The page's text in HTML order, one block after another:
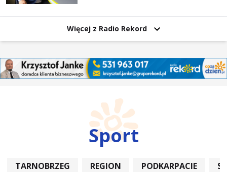
Więcej z Radio Rekord
Sport
TARNOBRZEG REGION PODKARPACIE